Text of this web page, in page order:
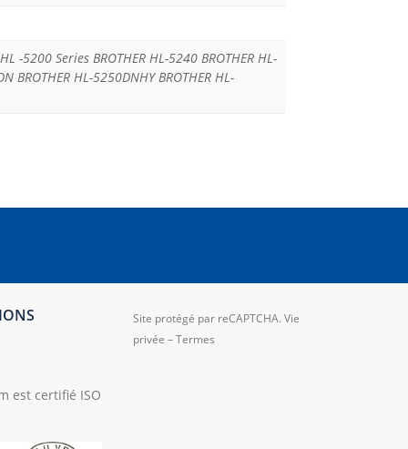
-5200 Series BROTHER HL-5240 BROTHER HL-
BROTHER HL-5250DNHY BROTHER HL-
est certifié ISO
Site protégé par reCAPTCHA.Vie
privée –Termes